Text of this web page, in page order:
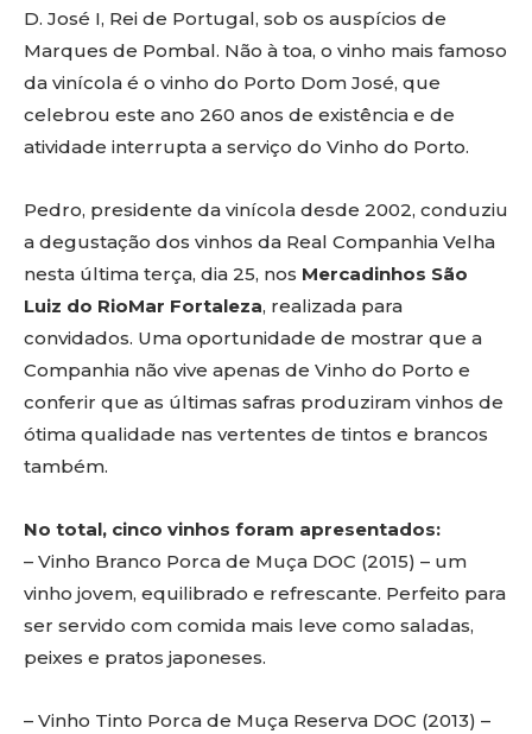
D. José I, Rei de Portugal, sob os auspícios de
Marques de Pombal. Não à toa, o vinho mais famoso
da vinícola é o vinho do Porto Dom José, que
celebrou este ano 260 anos de existência e de
atividade interrupta a serviço do Vinho do Porto.
Pedro, presidente da vinícola desde 2002, conduziu
a degustação dos vinhos da Real Companhia Velha
nesta última terça, dia 25, nos Mercadinhos São
Luiz do RioMar Fortaleza, realizada para
convidados. Uma oportunidade de mostrar que a
Companhia não vive apenas de Vinho do Porto e
conferir que as últimas safras produziram vinhos de
ótima qualidade nas vertentes de tintos e brancos
também.
No total, cinco vinhos foram apresentados:
– Vinho Branco Porca de Muça DOC (2015) – um
vinho jovem, equilibrado e refrescante. Perfeito para
ser servido com comida mais leve como saladas,
peixes e pratos japoneses.
– Vinho Tinto Porca de Muça Reserva DOC (2013) –